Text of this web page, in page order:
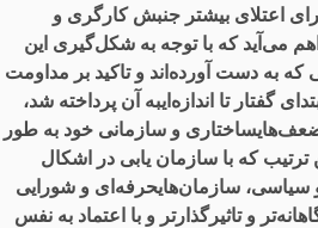
اعتلای بیشتر جنبش کارگری و
می‌آید که با توجه به شکل‌گیری این
که به دست آورده‌اند و تاکید بر مداومت
گفتار تا اندازه‌ایبه آن پرداخته شد،
و سازمانی خود به طور
ترتیب که با سازمان یابی در اشکال
سیاسی، سازمان‌هایحرفه‌ای و شورایی
و تاثیرگذارتر و با اعتماد به نفس